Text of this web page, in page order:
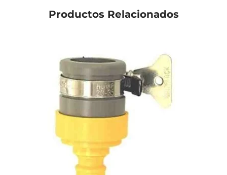
Productos Relacionados